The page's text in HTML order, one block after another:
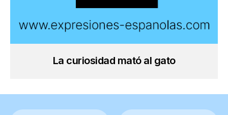
La curiosidad mató al gato